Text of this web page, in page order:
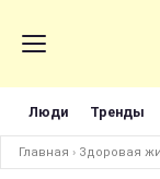
Люди Тренды
Главная › Здоровая